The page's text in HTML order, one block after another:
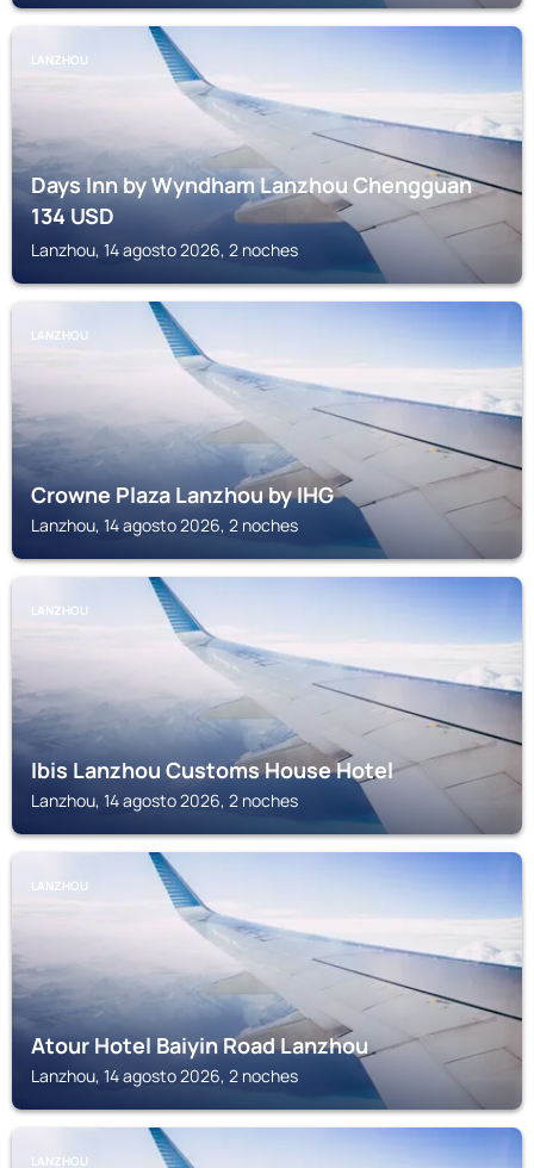
LANZHOU
Days Inn by Wyndham Lanzhou Chengguan
134USD
Lanzhou, 14 agosto 2026, 2 noches
LANZHOU
Crowne Plaza Lanzhou by IHG
Lanzhou, 14 agosto 2026, 2 noches
LANZHOU
Ibis Lanzhou Customs House Hotel
Lanzhou, 14 agosto 2026, 2 noches
LANZHOU
Atour Hotel Baiyin Road Lanzhou
Lanzhou, 14 agosto 2026, 2 noches
LANZHOU